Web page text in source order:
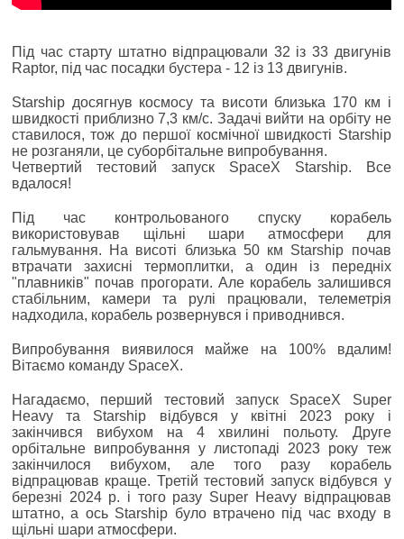
Під час старту штатно відпрацювали 32 із 33 двигунів
Raptor, під час посадки бустера - 12 із 13 двигунів.
Starship досягнув космосу та висоти близька 170 км і
швидкості приблизно 7,3 км/с. Задачі вийти на орбіту не
ставилося, тож до першої космічної швидкості Starship
не розганяли, це суборбітальне випробування.
Четвертий тестовий запуск SpaceX Starship. Все
вдалося!
Під час контрольованого спуску корабель
використовував щільні шари атмосфери для
гальмування. На висоті близька 50 км Starship почав
втрачати захисні термоплитки, а один із передніх
"плавників" почав прогорати. Але корабель залишився
стабільним, камери та рулі працювали, телеметрія
надходила, корабель розвернувся і приводнився.
Випробування виявилося майже на 100% вдалим!
Вітаємо команду SpaceX.
Нагадаємо, перший тестовий запуск SpaceX Super
Heavy та Starship відбувся у квітні 2023 року і
закінчився вибухом на 4 хвилині польоту. Друге
орбітальне випробування у листопаді 2023 року теж
закінчилося вибухом, але того разу корабель
відпрацював краще. Третій тестовий запуск відбувся у
березні 2024 р. і того разу Super Heavy відпрацював
штатно, а ось Starship було втрачено під час входу в
щільні шари атмосфери.